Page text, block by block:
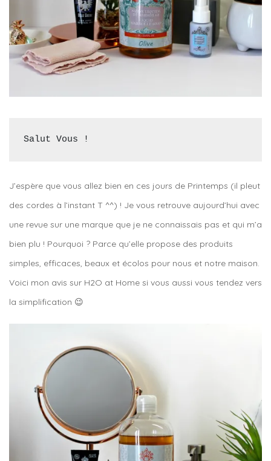
Salut Vous !
J’espère que vous allez bien en ces jours de Printemps (il pleut
des cordes à l’instant T ^^) ! Je vous retrouve aujourd’hui avec
une revue sur une marque que je ne connaissais pas et qui m’a
bien plu ! Pourquoi ? Parce qu’elle propose des produits
simples, efficaces, beaux et écolos pour nous et notre maison.
Voici mon avis sur H2O at Home si vous aussi vous tendez vers
la simplification 😉